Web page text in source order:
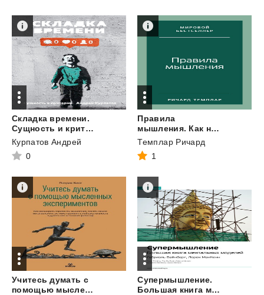
Складка времени.
Сущность и критерии
Курпатов Андрей
0
Правила
мышления. Как найти свой путь к осознанности и счастью
Темплар Ричард
1
Учитесь думать с
помощью мысленных экспериментов. Как расширить горизонты мышления, понять смысл метапознания, активно проявлять любознательность и думать как истинный философ
Супермышление.
Большая книга ментальных моделей. Габриэль Вайнберг, Лорен МакКенн. Саммари